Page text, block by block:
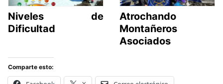
Niveles de
Dificultad
Atrochando
Montañeros
Asociados
Comparte esto: